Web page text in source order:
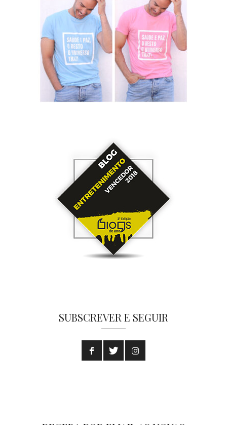
SUBSCREVER E SEGUIR